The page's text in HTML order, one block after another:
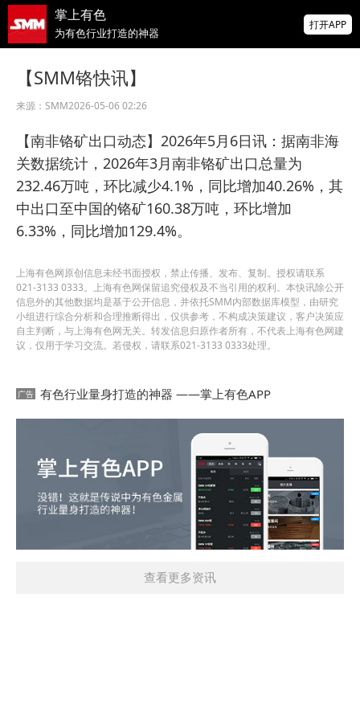
掌上有色
为有色行业打造的神器
2026年8月钛业氢氧化铝公开招标招标公告
2026 SMM锌业大会圆满落幕！大咖云集 共
寻锌行业破局发展新机遇
打开APP
【SMM铬快讯】
来源： SMM2026-05-06 02:26
【南非铬矿出口动态】2026年5月6日讯：据南非海
关数据统计，2026年3月南非铬矿出口总量为
232.46万吨，环比减少4.1%，同比增加40.26%，其
中出口至中国的铬矿160.38万吨，环比增加
6.33%，同比增加129.4%。
上海有色网原创信息未经书面授权，禁止传播、发布、复制。授权请联系
021-3133 0333。上海有色网保留追究侵权及不当引用的权利。本快讯除公开
信息外的其他数据均是基于公开信息，并依托SMM内部数据库模型，由研究
小组进行综合分析和合理推断得出，仅供参考，不构成决策建议，客户决策应
自主判断，与上海有色网无关。转发信息归原作者所有，不代表上海有色网建
议，仅用于学习交流。若侵权，请联系021-3133 0333处理。
有色行业量身打造的神器 ——掌上有色APP
查看更多资讯